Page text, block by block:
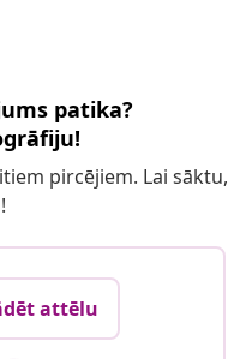
patika?
pircējiem. Lai sāktu,
attēlu